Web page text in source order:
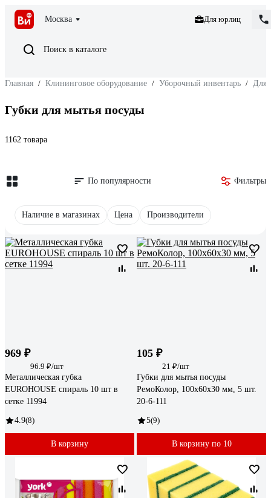
Москва Для юрлиц
Поиск в каталоге
Главная / Клининговое оборудование / Уборочный инвентарь / Для
Губки для мытья посуды
1162 товара
По популярности Фильтры
Наличие в магазинах Цена Производители
969 ₽
96.9 ₽/шт
Металлическая губка
EUROHOUSE спираль 10 шт в
сетке 11994
4.9(8)
В корзину
105 ₽
21 ₽/шт
Губки для мытья посуды
РемоКолор, 100x60x30 мм, 5 шт.
20-6-111
5(9)
В корзину по 10